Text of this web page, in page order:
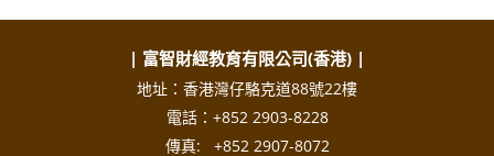
| 富智財經教育有限公司(香港) |
地址：香港灣仔駱克道88號22樓
電話：+852 2903-8228
傳真: +852 2907-8072